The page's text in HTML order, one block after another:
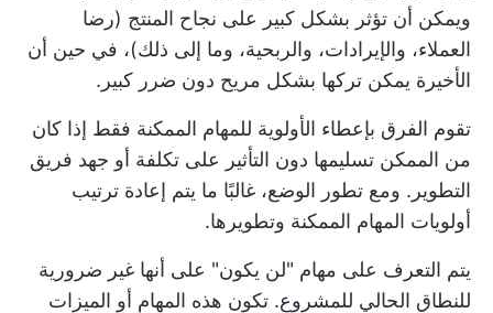
ويمكن أن تؤثر بشكل كبير على نجاح المنتج (رضا
العملاء، والإيرادات، والربحية، وما إلى ذلك)، في حين أن
الأخيرة يمكن تركها بشكل مريح دون ضرر كبير.
تقوم الفرق بإعطاء الأولوية للمهام الممكنة فقط إذا كان
من الممكن تسليمها دون التأثير على تكلفة أو جهد فريق
التطوير. ومع تطور الوضع، غالبًا ما يتم إعادة ترتيب
أولويات المهام الممكنة وتطويرها.
يتم التعرف على مهام "لن يكون" على أنها غير ضرورية
للنطاق الحالي للمشروع. تكون هذه المهام أو الميزات